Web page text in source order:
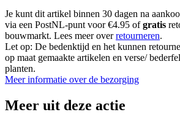
Je kunt dit artikel binnen 30 dagen na
via een PostNL-punt voor €4.95 ofgratis
bouwmarkt. Lees meer overretourneren.
Let op: De bedenktijd en het kunnen
op maat gemaakte artikelen en verse/
planten.
Meer informatie over de bezorging
Meer uit deze actie